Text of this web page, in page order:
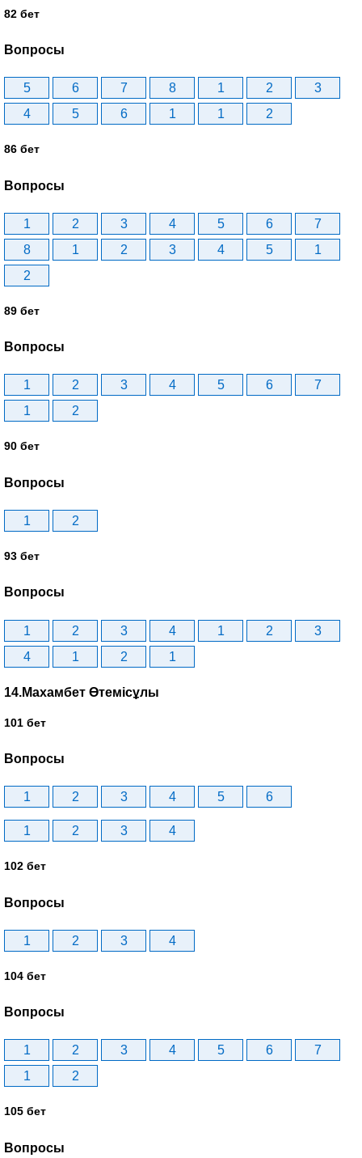
82 бет
Вопросы
5 6 7 8 1 2
3
4
5 6 1 1 2
86 бет
Вопросы
1 2 3 4 5 6
7
8
1 2 3 4 5
1
2
89 бет
Вопросы
1 2 3 4 5 6
7
1
2
90 бет
Вопросы
1 2
93 бет
Вопросы
1 2 3 4 1 2
3
4
1 2 1
14.Махамбет Өтемісұлы
101 бет
Вопросы
1 2 3 4 5 6
1 2 3 4
102 бет
Вопросы
1 2 3 4
104 бет
Вопросы
1 2 3 4 5 6
7
1
2
105 бет
Вопросы